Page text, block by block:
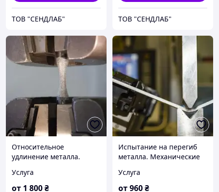
ТОВ "СЕНДЛАБ" ТОВ "СЕНДЛАБ"
Относительное
удлинение металла.
испытания металлов.
Услуга
от 1 800₴
Испытание на перегиб
металла. Механические
Услуга
от960₴